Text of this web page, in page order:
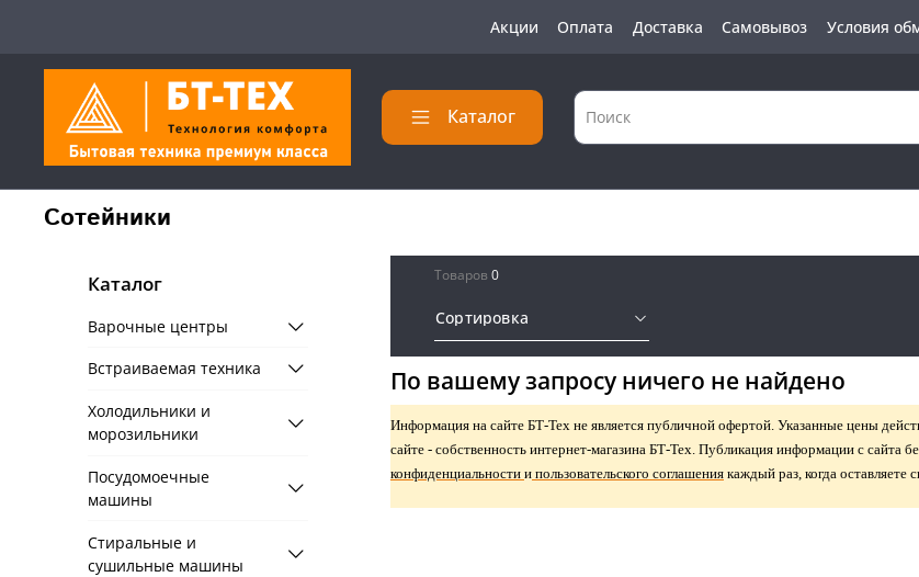
Акции Оплата Доставка Самовывоз Условия
Каталог
Сотейники
Товаров 0
Сортировка
По вашему запросу ничего не найдено
Информация на сайте БТ-Тех не является публичной офертой. Указанные цены
сайте - собственность интернет-магазина БТ-Тех. Публикация информации с
конфиденциальности и пользовательского соглашениякаждый раз, когда оставляете
Каталог
Варочные центры
Встраиваемая техника
Холодильники и
морозильники
Посудомоечные
машины
Стиральные и
сушильные машины